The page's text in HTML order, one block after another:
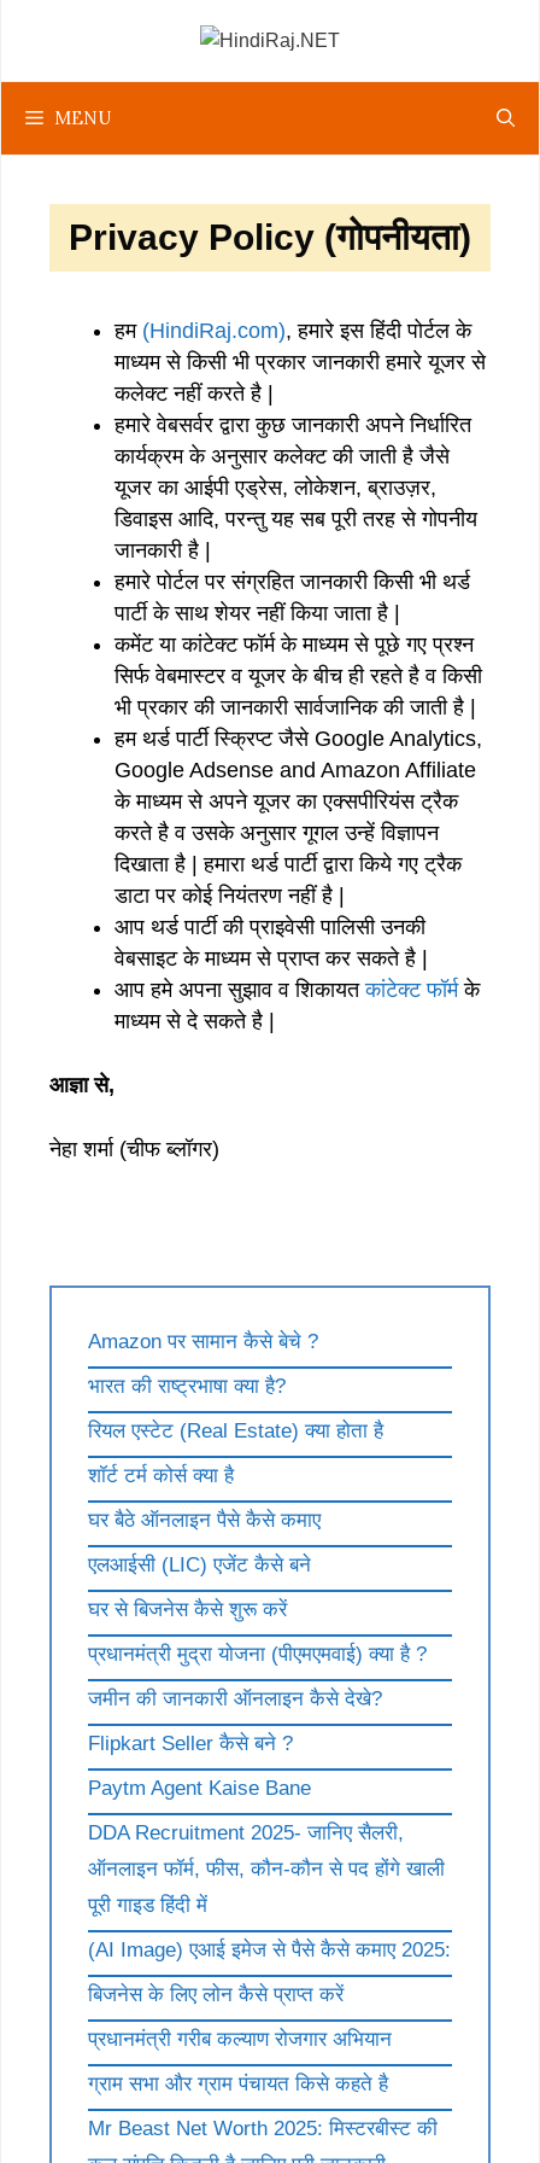
MENU
Privacy Policy (गोपनीयता)
हम(HindiRaj.com), हमारे इस हिंदी पोर्टल के
माध्यम से किसी भी प्रकार जानकारी हमारे यूजर से
कलेक्ट नहीं करते है |
हमारे वेबसर्वर द्वारा कुछ जानकारी अपने निर्धारित
कार्यक्रम के अनुसार कलेक्ट की जाती है जैसे
यूजर का आईपी एड्रेस, लोकेशन, ब्राउज़र,
डिवाइस आदि, परन्तु यह सब पूरी तरह से गोपनीय
जानकारी है |
हमारे पोर्टल पर संग्रहित जानकारी किसी भी थर्ड
पार्टी के साथ शेयर नहीं किया जाता है |
कमेंट या कांटेक्ट फॉर्म के माध्यम से पूछे गए प्रश्न
सिर्फ वेबमास्टर व यूजर के बीच ही रहते है व किसी
भी प्रकार की जानकारी सार्वजानिक की जाती है |
हम थर्ड पार्टी स्क्रिप्ट जैसे Google Analytics,
Google Adsense and Amazon Affiliate
के माध्यम से अपने यूजर का एक्सपीरियंस ट्रैक
करते है व उसके अनुसार गूगल उन्हें विज्ञापन
दिखाता है | हमारा थर्ड पार्टी द्वारा किये गए ट्रैक
डाटा पर कोई नियंतरण नहीं है |
आप थर्ड पार्टी की प्राइवेसी पालिसी उनकी
वेबसाइट के माध्यम से प्राप्त कर सकते है |
आप हमे अपना सुझाव व शिकायतकांटेक्ट फॉर्मके
माध्यम से दे सकते है |
आज्ञा से,
नेहा शर्मा (चीफ ब्लॉगर)
Amazon पर सामान कैसे बेचे ?
भारत की राष्ट्रभाषा क्या है?
रियल एस्टेट (Real Estate) क्या होता है
शॉर्ट टर्म कोर्स क्या है
घर बैठे ऑनलाइन पैसे कैसे कमाए
एलआईसी (LIC) एजेंट कैसे बने
घर से बिजनेस कैसे शुरू करें
प्रधानमंत्री मुद्रा योजना (पीएमएमवाई) क्या है ?
जमीन की जानकारी ऑनलाइन कैसे देखे?
Flipkart Seller कैसे बने ?
Paytm Agent Kaise Bane
DDA Recruitment 2025- जानिए सैलरी,
ऑनलाइन फॉर्म, फीस, कौन-कौन से पद होंगे खाली
पूरी गाइड हिंदी में
(AI Image) एआई इमेज से पैसे कैसे कमाए 2025:
बिजनेस के लिए लोन कैसे प्राप्त करें
प्रधानमंत्री गरीब कल्याण रोजगार अभियान
ग्राम सभा और ग्राम पंचायत किसे कहते है
Mr Beast Net Worth 2025: मिस्टरबीस्ट की